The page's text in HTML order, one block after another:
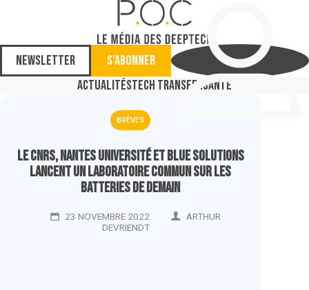
Newsletter
S'abonner
ActualitésTech TransferSanté
BRÈVES
Le CNRS, Nantes Université et Blue Solutions
lancent un laboratoire commun sur les
batteries de demain
23 NOVEMBRE 2022
ARTHUR
DEVRIENDT